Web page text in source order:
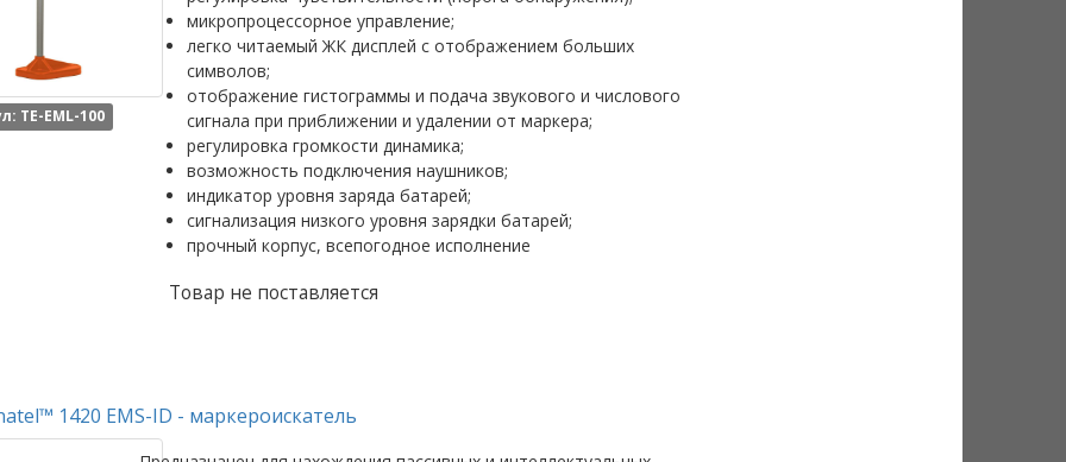
TE-EML-100
микропроцессорное управление;
легко читаемый ЖК дисплей с отображением больших
символов;
отображение гистограммы и подача звукового и числового
сигнала при приближении и удалении от маркера;
регулировка громкости динамика;
возможность подключения наушников;
индикатор уровня заряда батарей;
сигнализация низкого уровня зарядки батарей;
прочный корпус, всепогодное исполнение
Товар не поставляется
1420 EMS-ID - маркероискатель